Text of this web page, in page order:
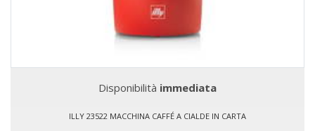
Disponibilità immediata
ILLY 23522 MACCHINA CAFFÉ A CIALDE IN CARTA